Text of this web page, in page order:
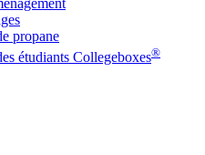
propane
étudiants Collegeboxes®